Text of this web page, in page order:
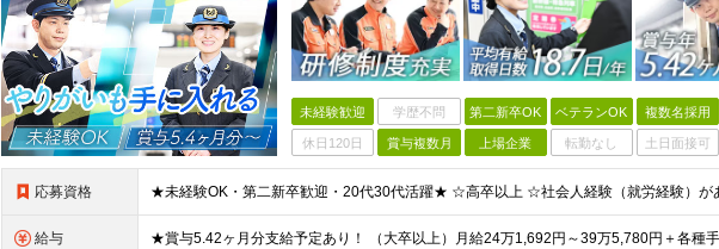
未経験歓迎 学歴不問 第二新卒OK ベテランOK 複数名採用
休日120日 賞与複数月 上場企業 転勤なし 土日面接可
応募資格
給与